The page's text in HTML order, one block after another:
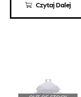
Czytaj Dalej
Różyczką